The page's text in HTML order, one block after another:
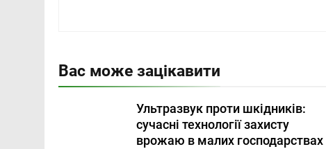
Вас може зацікавити
Ультразвук проти шкідників:
сучасні технології захисту
врожаю в малих господарствах